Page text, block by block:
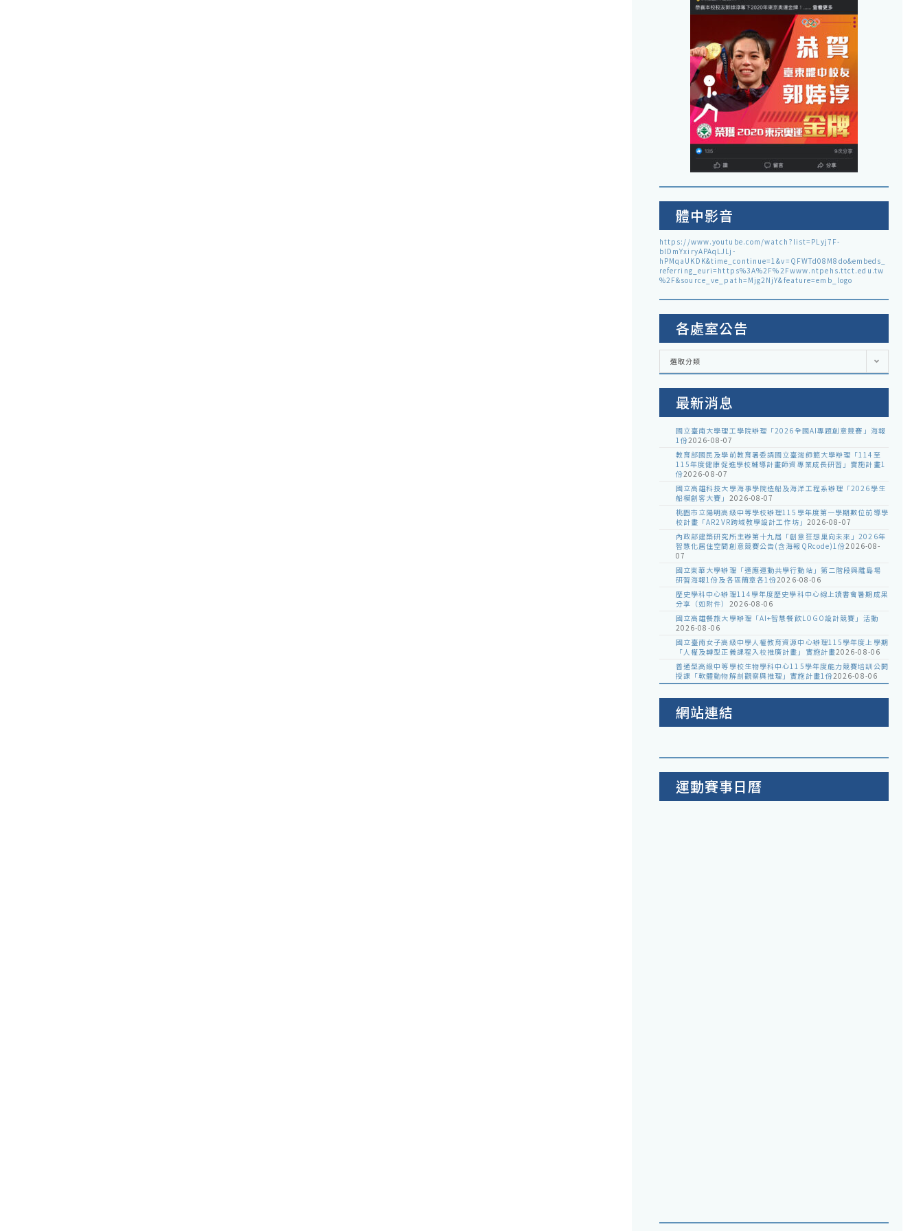
體中影音
https://www.youtube.com/watch?list=PLyj7F-
blDmYxiryAPAqLJLj-
hPMqaUKDK&time_continue=1&v=QFWTd08M8do&embeds_
referring_euri=https%3A%2F%2Fwww.ntpehs.ttct.edu.tw
%2F&source_ve_path=Mjg2NjY&feature=emb_logo
各處室公告
各
室
選取分類
最新消息
國立臺南大學理工學院辦理「2026全國AI專題創意競賽」海報
1份2026-08-07
教育部國民及學前教育署委請國立臺灣師範大學辦理「114至
115年度健康促進學校輔導計畫師資專業成長研習」實施計畫1
份2026-08-07
國立高雄科技大學海事學院造船及海洋工程系辦理「2026學生
船模創客大賽」 2026-08-07
桃園市立陽明高級中等學校辦理115學年度第一學期數位前導學
校計畫「AR2VR跨域教學設計工作坊」 2026-08-07
內政部建築研究所主辦第十九屆「創意狂想巢向未來」2026年
智慧化居住空間創意競賽公告(含海報QRcode)1份2026-08-
07
國立東華大學辦理「適應運動共學行動站」第二階段與離島場
研習海報1份及各區簡章各1份2026-08-06
歷史學科中心辦理114學年度歷史學科中心線上讀書會暑期成果
分享（如附件） 2026-08-06
國立高雄餐旅大學辦理「AI+智慧餐飲LOGO設計競賽」活動
2026-08-06
國立臺南女子高級中學人權教育資源中心辦理115學年度上學期
「人權及轉型正義課程入校推廣計畫」實施計畫2026-08-06
普通型高級中等學校生物學科中心115學年度能力競賽培訓公開
授課「軟體動物解剖觀察與推理」實施計畫1份2026-08-06
網站連結
運動賽事日曆